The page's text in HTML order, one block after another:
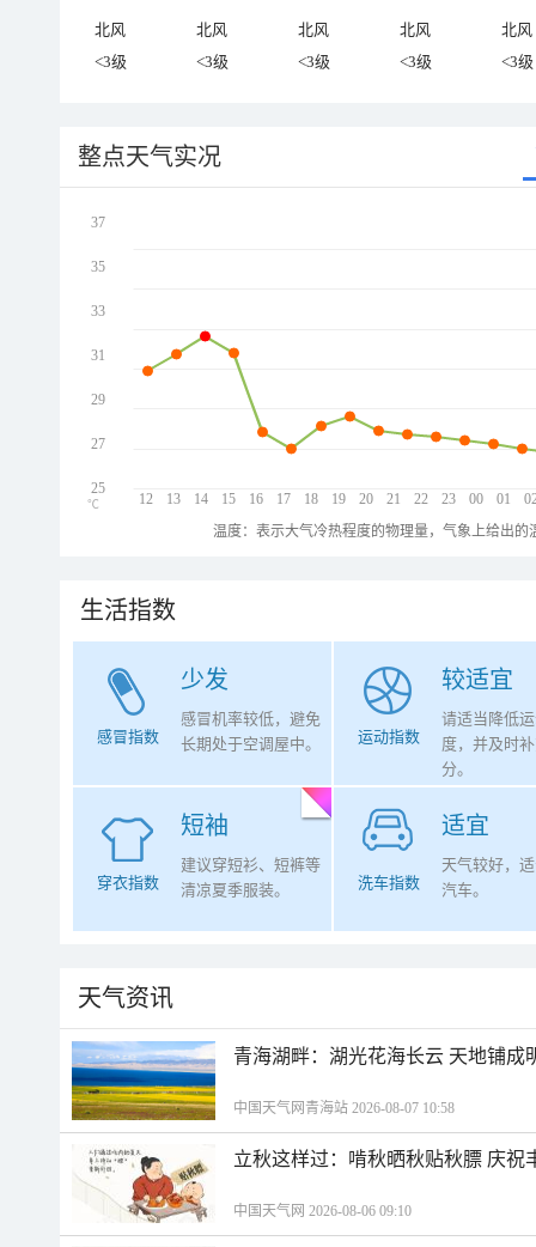
北风 北风 北风 北风
北风
<3级
<3级 <3级 <3级 <3级
整点天气实况
12 13 14 15 16 17 18 19 20 21 22 23 00 01
37
35
33
31
29
27
25
℃
温度：表示大气冷热程度的物理量，气象上给出
生活指数
少发
感冒指数
感冒机率较低，避免
长期处于空调屋中。
较适宜
运动指数
请适当降低
度，并及时
分。
短袖
穿衣指数
建议穿短衫、短裤等
清凉夏季服装。
适宜
洗车指数
天气较好，
汽车。
天气资讯
青海湖畔：湖光花海长云 天地铺成
中国天气网青海站 2026-08-07 10:58
立秋这样过：啃秋晒秋贴秋膘 庆祝
中国天气网 2026-08-06 09:10